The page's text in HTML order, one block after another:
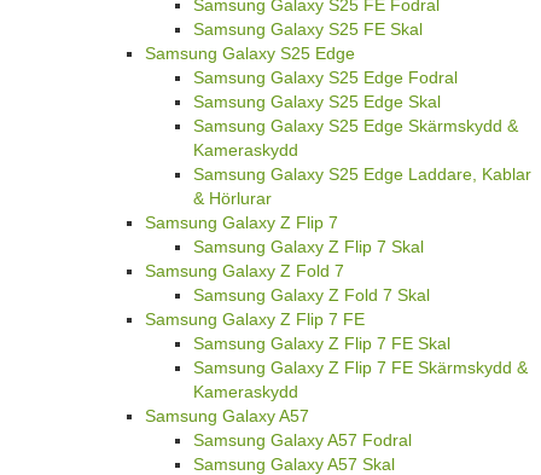
Samsung Galaxy S25 FE Fodral
Samsung Galaxy S25 FE Skal
Samsung Galaxy S25 Edge
Samsung Galaxy S25 Edge Fodral
Samsung Galaxy S25 Edge Skal
Samsung Galaxy S25 Edge Skärmskydd &
Kameraskydd
Samsung Galaxy S25 Edge Laddare, Kablar
& Hörlurar
Samsung Galaxy Z Flip 7
Samsung Galaxy Z Flip 7 Skal
Samsung Galaxy Z Fold 7
Samsung Galaxy Z Fold 7 Skal
Samsung Galaxy Z Flip 7 FE
Samsung Galaxy Z Flip 7 FE Skal
Samsung Galaxy Z Flip 7 FE Skärmskydd &
Kameraskydd
Samsung Galaxy A57
Samsung Galaxy A57 Fodral
Samsung Galaxy A57 Skal